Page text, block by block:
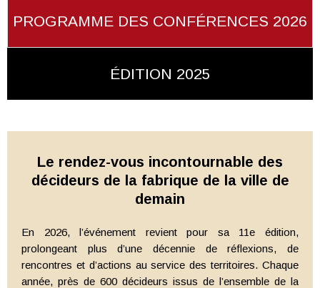
PROGRAMME DES CONFÉRENCES 2026
ÉDITION 2025
Le rendez-vous incontournable des
décideurs de la fabrique de la ville de
demain
En 2026, l’événement revient pour sa 11e édition,
prolongeant plus d’une décennie de réflexions, de
rencontres et d’actions au service des territoires. Chaque
année, près de 600 décideurs issus de l’ensemble de la